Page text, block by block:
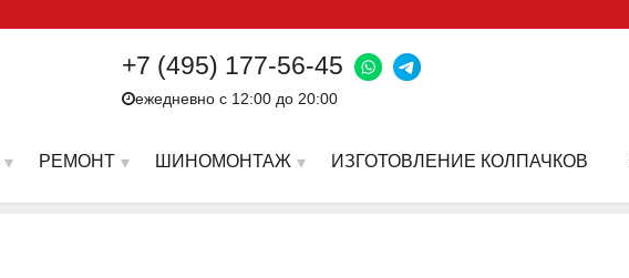
+7 (495) 177-56-45
ежедневно с 12:00 до 20:00
РЕМОНТ ШИНОМОНТАЖ ИЗГОТОВЛЕНИЕ КОЛПАЧКОВ